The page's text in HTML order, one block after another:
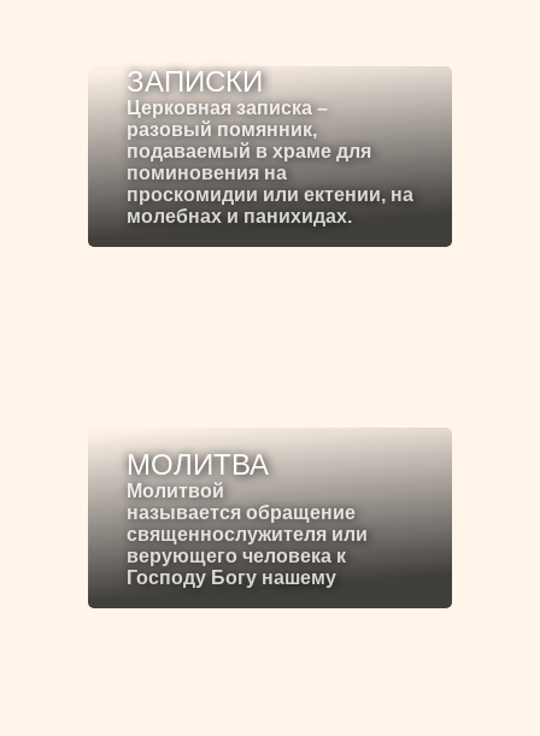
ЗАПИСКИ
Церковная записка –
разовый помянник,
подаваемый в храме для
поминовения на
проскомидии или ектении, на
молебнах и панихидах.
МОЛИТВА
Молитвой
называется обращение
священнослужителя или
верующего человека к
Господу Богу нашему